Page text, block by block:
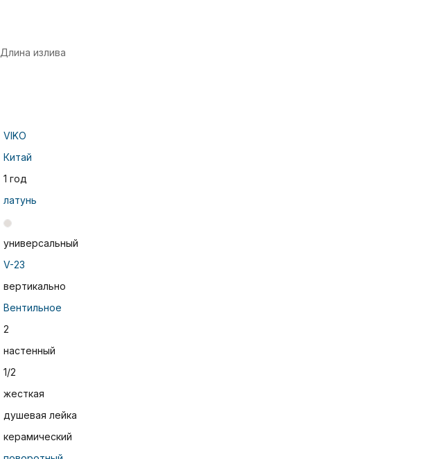
излива
VIKO
Китай
1 год
латунь
универсальный
V-23
вертикально
Вентильное
2
настенный
1/2
жесткая
душевая лейка
керамический